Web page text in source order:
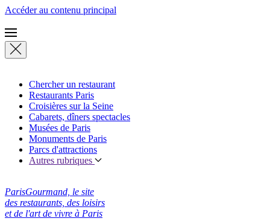
Accéder au contenu principal
Chercher un restaurant
Restaurants Paris
Croisières sur la Seine
Cabarets, dîners spectacles
Musées de Paris
Monuments de Paris
Parcs d'attractions
Autres rubriques
ParisGourmand, le site
des restaurants, des loisirs
et de l'art de vivre à Paris